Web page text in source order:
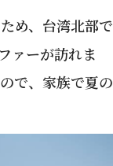
め、台湾北部で
ァーが訪れま
で、家族で夏の